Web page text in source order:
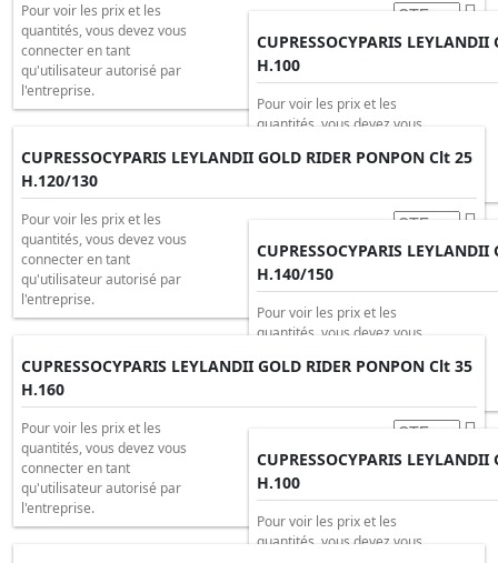
Pour voir les prix et les
quantités, vous devez vous
connecter en tant
qu'utilisateur autorisé par
l'entreprise.
CUPRESSOCYPARIS
H.100
Pour voir les prix et les
quantités, vous devez vous
qu'utilisateur autorisé par
CUPRESSOCYPARIS LEYLANDII GOLD RIDER PONPON Clt 25
H.120/130
Pour voir les prix et les
quantités, vous devez vous
connecter en tant
qu'utilisateur autorisé par
l'entreprise.
CUPRESSOCYPARIS
H.140/150
Pour voir les prix et les
quantités, vous devez vous
qu'utilisateur autorisé par
CUPRESSOCYPARIS LEYLANDII GOLD RIDER PONPON Clt 35
H.160
Pour voir les prix et les
quantités, vous devez vous
connecter en tant
qu'utilisateur autorisé par
l'entreprise.
CUPRESSOCYPARIS
H.100
Pour voir les prix et les
quantités, vous devez vous